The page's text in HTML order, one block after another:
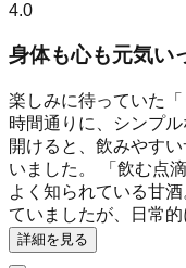
4.0
身体も心も元気い
楽しみに待っていた
時間通りに、シンプ
開けると、飲みやす
いました。 「飲む点
よく知られている甘
ていましたが、日常的
詳細を見る